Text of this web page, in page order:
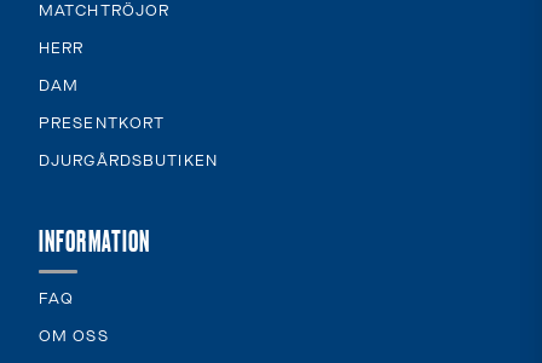
MATCHTRÖJOR
HERR
DAM
PRESENTKORT
DJURGÅRDSBUTIKEN
INFORMATION
FAQ
OM OSS